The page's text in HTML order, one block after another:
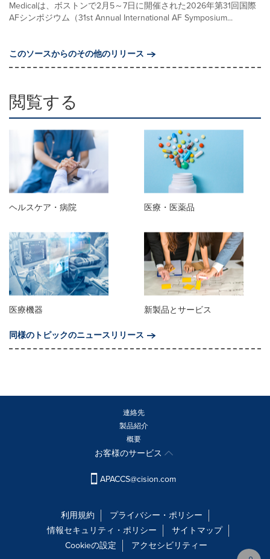
Medicalは、ボストンで2月5～7日に開催された2026年第31回国際
AFシンポジウム（31st Annual International AF Symposium...
このソースからのその他のリリース
閲覧する
ヘルスケア・病院 医療・医薬品
医療機器
新製品とサービス
同様のトピックのニュースリリース
連絡先
製品紹介
概要
お客様のサービス
APACCS@cision.com
利用規約
プライバシー・ポリシー
情報セキュリティ・ポリシー
サイトマップ
Cookieの設定
アクセシビリティー